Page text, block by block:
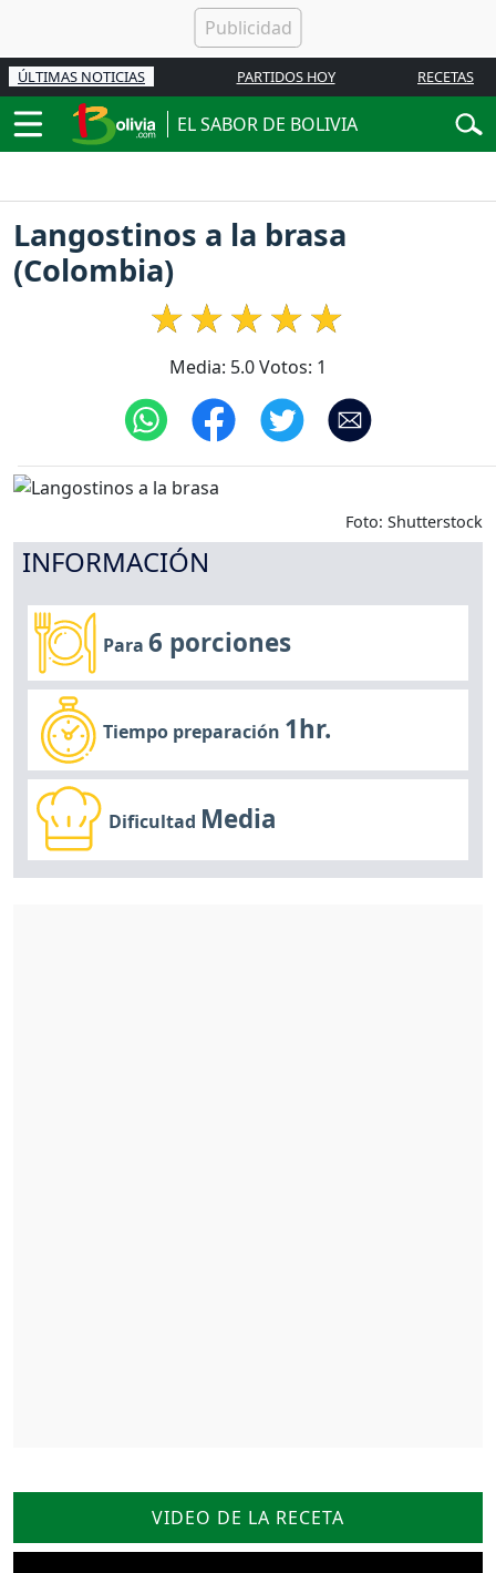
ÚLTIMAS NOTICIAS PARTIDOS HOY RECETAS
EL SABOR DE BOLIVIA
Langostinos a la brasa
(Colombia)
Media: 5.0Votos: 1
Foto: Shutterstock
INFORMACIÓN
Para6 porciones
Tiempo preparación 1hr.
Dificultad Media
VIDEO DE LA RECETA